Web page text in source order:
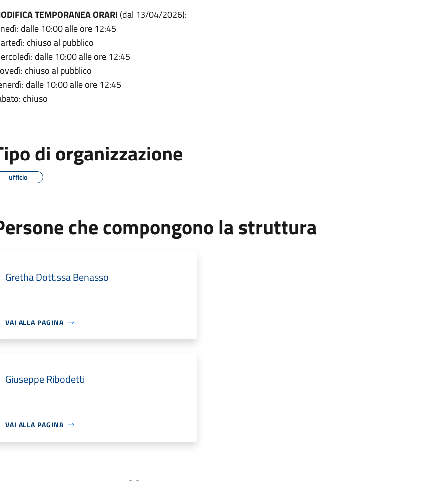
TEMPORANEA ORARI (dal 13/04/2026):
dalle 10:00 alle ore 12:45
chiuso al pubblico
dalle 10:00 alle ore 12:45
chiuso al pubblico
dalle 10:00 alle ore 12:45
chiuso
di organizzazione
ufficio
che compongono la struttura
Gretha Dott.ssa Benasso
VAI ALLA PAGINA
Giuseppe Ribodetti
VAI ALLA PAGINA